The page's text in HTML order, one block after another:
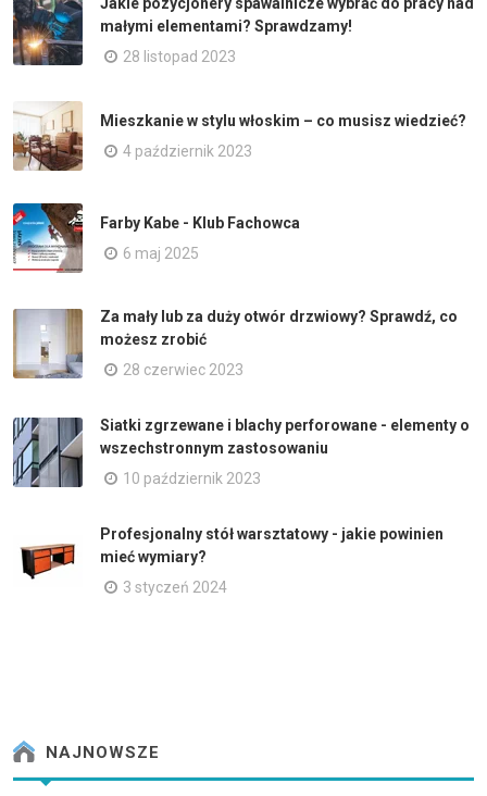
małymi elementami? Sprawdzamy!
28 listopad 2023
Mieszkanie w stylu włoskim – co musisz wiedzieć?
4 październik 2023
Farby Kabe - Klub Fachowca
6 maj 2025
Za mały lub za duży otwór drzwiowy? Sprawdź, co
możesz zrobić
28 czerwiec 2023
Siatki zgrzewane i blachy perforowane - elementy o
wszechstronnym zastosowaniu
10 październik 2023
Profesjonalny stół warsztatowy - jakie powinien
mieć wymiary?
3 styczeń 2024
NAJNOWSZE